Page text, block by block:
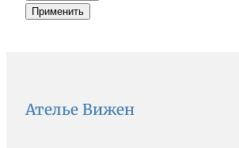
кПрименить
Ателье Вижен